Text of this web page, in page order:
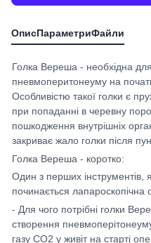
Голка Вереша - необхідна
пневмоперитонеуму на
Особливістю такої голки є
при попаданні в черевну
пошкодження внутрішніх
закриває жало голки після
Голка Вереша - коротко:
Один з перших інструментів,
починається лапароскопічна
- Для чого потрібні голки
створення
газу СО2 у живіт на старті